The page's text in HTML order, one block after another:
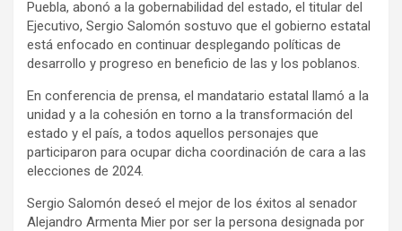
Puebla, abonó a la gobernabilidad del estado, el titular del
Ejecutivo, Sergio Salomón sostuvo que el gobierno estatal
está enfocado en continuar desplegando políticas de
desarrollo y progreso en beneficio de las y los poblanos.
En conferencia de prensa, el mandatario estatal llamó a la
unidad y a la cohesión en torno a la transformación del
estado y el país, a todos aquellos personajes que
participaron para ocupar dicha coordinación de cara a las
elecciones de 2024.
Sergio Salomón deseó el mejor de los éxitos al senador
Alejandro Armenta Mier por ser la persona designada por